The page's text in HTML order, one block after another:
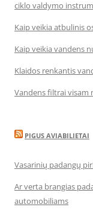
ciklo valdymo
Kaip veikia atbulinis
Kaip veikia vandens
Klaidos renkantis
Vandens filtrai visam
PIGUS AVIABILIETAI
Vasarinių padangų
Ar verta brangias
automobiliams